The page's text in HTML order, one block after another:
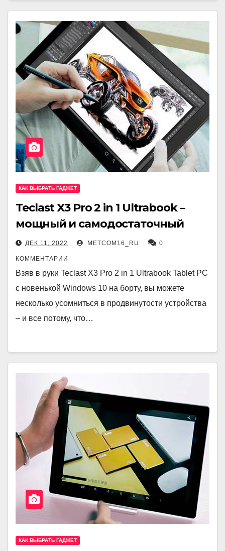
КАК ВЫБРАТЬ ГАДЖЕТ
Teclast X3 Pro 2 in 1 Ultrabook –
мощный и самодостаточный
ДЕК 11, 2022 METCOM16_RU 0
КОММЕНТАРИИ
Взяв в руки Teclast X3 Pro 2 in 1 Ultrabook Tablet PC
с новенькой Windows 10 на борту, вы можете
несколько усомниться в продвинутости устройства
– и все потому, что…
КАК ВЫБРАТЬ ГАДЖЕТ